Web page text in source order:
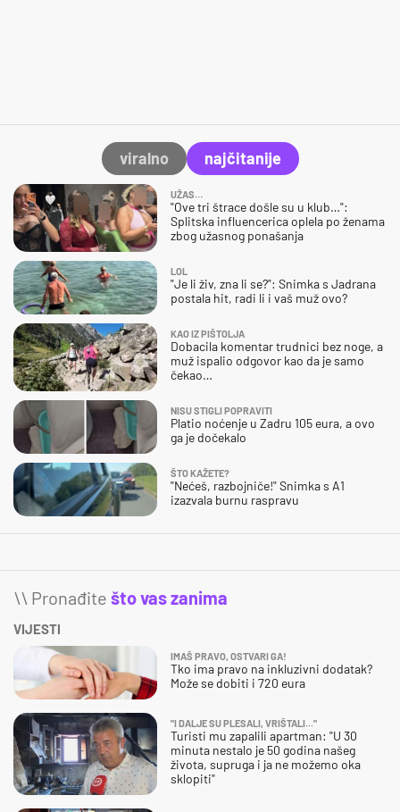
viralno najčitanije
UŽAS…
"Ove tri štrace došle su u klub…":
Splitska influencerica oplela po ženama
zbog užasnog ponašanja
LOL
"Je li živ, zna li se?": Snimka s Jadrana
postala hit, radi li i vaš muž ovo?
KAO IZ PIŠTOLJA
Dobacila komentar trudnici bez noge, a
muž ispalio odgovor kao da je samo
čekao…
NISU STIGLI POPRAVITI
Platio noćenje u Zadru 105 eura, a ovo
ga je dočekalo
ŠTO KAŽETE?
"Nećeš, razbojniče!" Snimka s A1
izazvala burnu raspravu
\\ Pronađite što vas zanima
VIJESTI
IMAŠ PRAVO, OSTVARI GA!
Tko ima pravo na inkluzivni dodatak?
Može se dobiti i 720 eura
"I DALJE SU PLESALI, VRIŠTALI..."
Turisti mu zapalili apartman: "U 30
minuta nestalo je 50 godina našeg
života, supruga i ja ne možemo oka
sklopiti"